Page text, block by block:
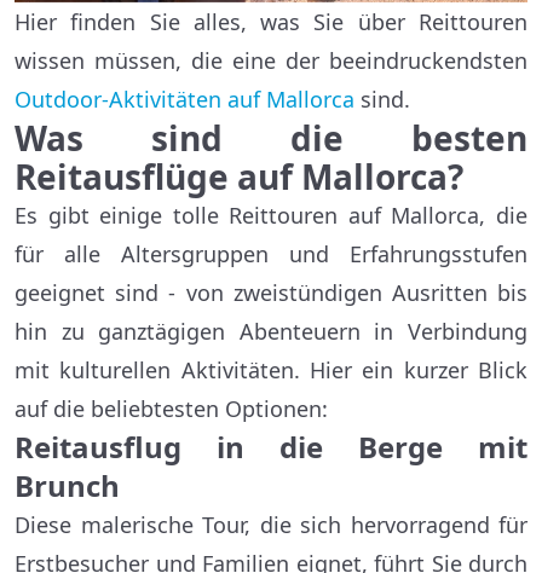
Hier finden Sie alles, was Sie über Reittouren
wissen müssen, die eine der beeindruckendsten
Outdoor-Aktivitäten auf Mallorca sind.
Was sind die besten
Reitausflüge auf Mallorca?
Es gibt einige tolle Reittouren auf Mallorca, die
für alle Altersgruppen und Erfahrungsstufen
geeignet sind - von zweistündigen Ausritten bis
hin zu ganztägigen Abenteuern in Verbindung
mit kulturellen Aktivitäten. Hier ein kurzer Blick
auf die beliebtesten Optionen:
Reitausflug in die Berge mit
Brunch
Diese malerische Tour, die sich hervorragend für
Erstbesucher und Familien eignet, führt Sie durch